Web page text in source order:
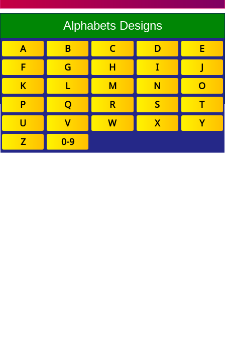
Alphabets Designs
A B C D
E
F
G H I
J
K
L M N
O
P
Q R S
T
U
V W X
Y
Z
0-9